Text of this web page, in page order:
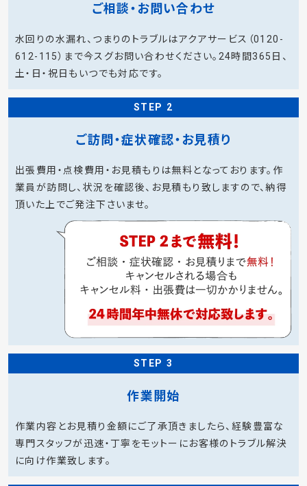
ご相談・お問い合わせ
水回りの水漏れ、つまりのトラブルはアクアサービス（0120-
612-115）まで今スグお問い合わせください。24時間365日、
土・日・祝日もいつでも対応です。
STEP 2
ご訪問・症状確認・お見積り
出張費用・点検費用・お見積もりは無料となっております。作
業員が訪問し、状況を確認後、お見積もり致しますので、納得
頂いた上でご発注下さいませ。
STEP 3
作業開始
作業内容とお見積り金額にご了承頂きましたら、経験豊富な
専門スタッフが迅速・丁寧をモットーにお客様のトラブル解決
に向け作業致します。